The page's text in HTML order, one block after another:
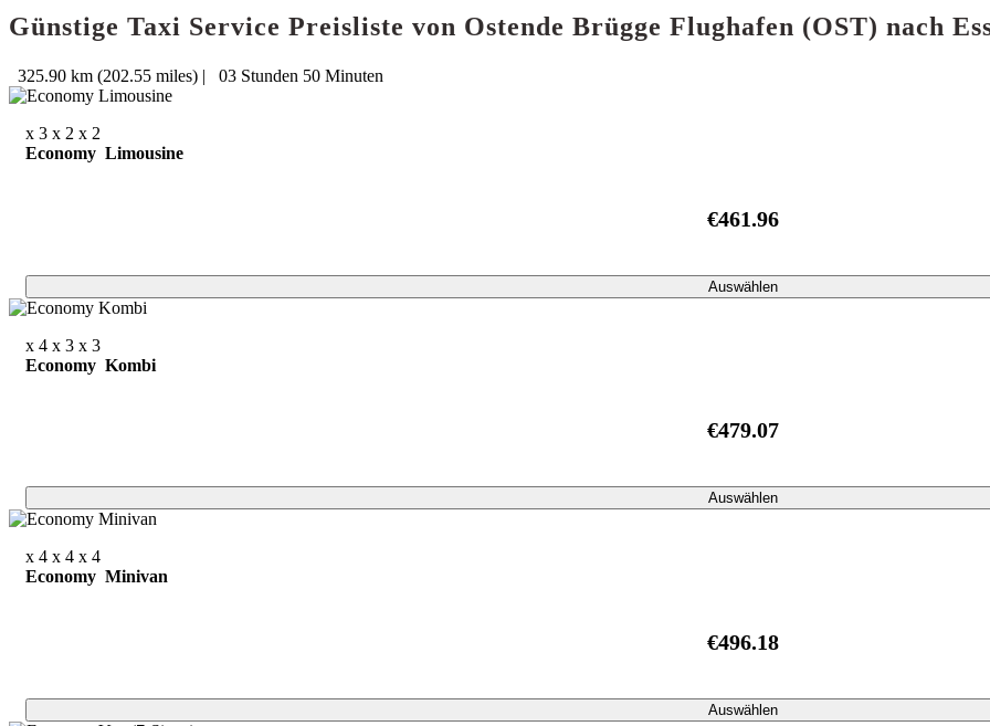
Günstige Taxi Service Preisliste von Ostende Brügge Flughafen (OST) nach
325.90 km (202.55 miles) | 03 Stunden 50 Minuten
x 3 x 2 x 2
Economy Limousine
€461.96
Auswählen
x 4 x 3 x 3
Economy Kombi
€479.07
Auswählen
x 4 x 4 x 4
Economy Minivan
€496.18
Auswählen